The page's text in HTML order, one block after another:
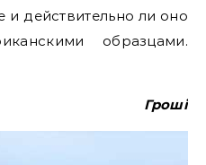
и действительно ли оно
образцами.
Гроші